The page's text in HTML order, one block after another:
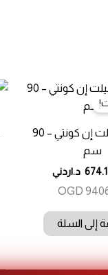
فرن غاز بيلت إن كونتي – 90
سم
674.1 د.اردني
OGD
إلى السلة